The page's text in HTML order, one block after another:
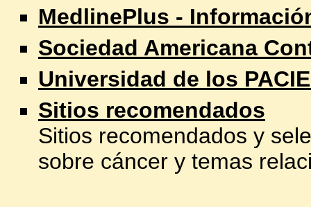
MedlinePlus -
Sociedad Americana
Universidad de los
Sitios recomendados
Sitios recomendados y
sobre cáncer y temas